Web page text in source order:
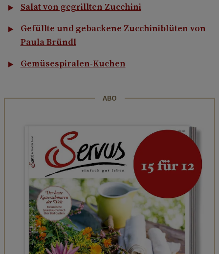
Salat von gegrillten Zucchini
Gefüllte und gebackene Zucchiniblüten von
Paula Bründl
Gemüsespiralen-Kuchen
ABO